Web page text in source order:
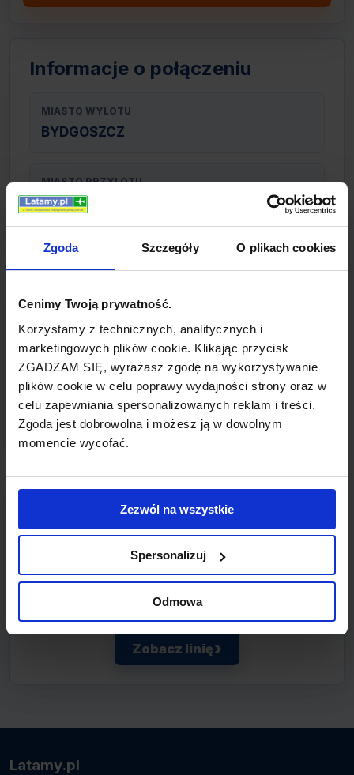
Zgoda Szczegóły O plikach cookies
Cenimy Twoją prywatność.
Korzystamy z technicznych, analitycznych i
marketingowych plików cookie. Klikając przycisk
ZGADZAM SIĘ, wyrażasz zgodę na wykorzystywanie
plików cookie w celu poprawy wydajności strony oraz w
celu zapewniania spersonalizowanych reklam i treści.
Zgoda jest dobrowolna i możesz ją w dowolnym
momencie wycofać.
Zezwól na wszystkie
Spersonalizuj
Odmowa
Informacje o połączeniu
MIASTO WYLOTU
BYDGOSZCZ
MIASTO PRZYLOTU
MEDIOLAN
TYP POŁĄCZENIA
z przesiadką
online lub telefoniczna
PŁATNOŚĆ
przelew, gotówka, karta
LOT
lotnicze.
Zobacz linię
Latamy.pl